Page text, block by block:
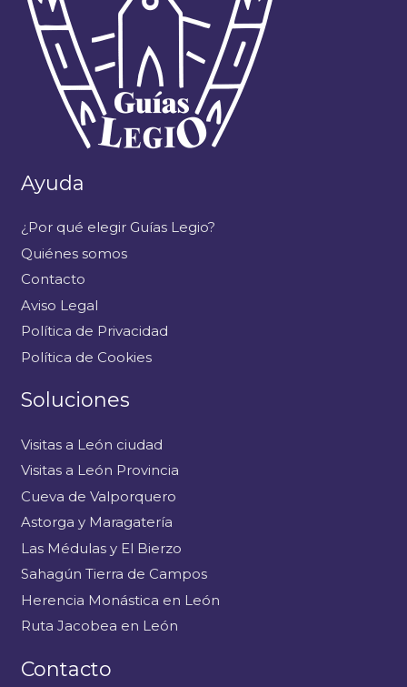
Ayuda
¿Por qué elegir Guías Legio?
Quiénes somos
Contacto
Aviso Legal
Política de Privacidad
Política de Cookies
Soluciones
Visitas a León ciudad
Visitas a León Provincia
Cueva de Valporquero
Astorga y Maragatería
Las Médulas y El Bierzo
Sahagún Tierra de Campos
Herencia Monástica en León
Ruta Jacobea en León
Contacto